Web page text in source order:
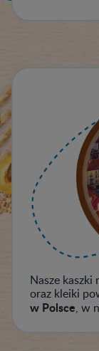
Nasze
oraz kleiki
w Polsce, w